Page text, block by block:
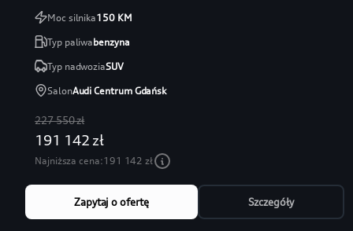
Moc silnika150KM
Typ paliwabenzyna
Typ nadwoziaSUV
SalonAudi Centrum Gdańsk
227 550 zł
191 142 zł
Najniższa cena:191 142 zł
Zapytaj o ofertę Szczegóły